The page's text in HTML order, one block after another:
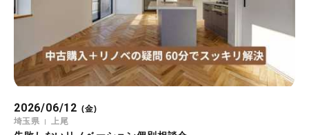
2026/06/12 (金)
埼玉県
上尾